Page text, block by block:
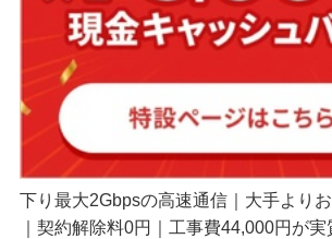
下り最大2Gbpsの高速通信｜大手より
｜契約解除料0円｜工事費44,000円が実